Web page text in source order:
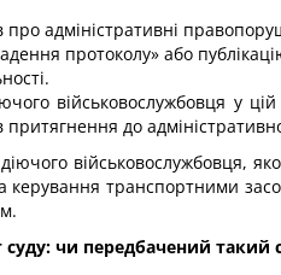
про адміністративні
протоколу» або
військовослужбовця у
до
військовослужбовця,
транспортними
чи передбачений такий